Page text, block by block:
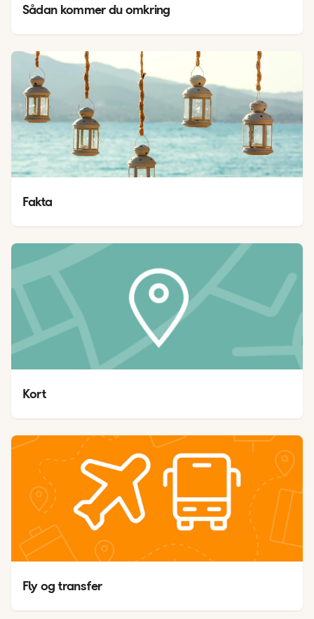
Sådan kommer du omkring
Fakta
Kort
Fly og transfer